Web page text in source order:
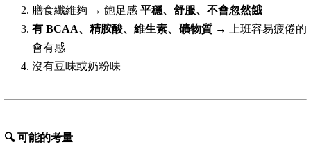
膳食纖維夠 → 飽足感 平穩、舒服、不會忽然餓
有 BCAA、精胺酸、維生素、礦物質→ 上班容易疲倦的
會有感
沒有豆味或奶粉味
🔍可能的考量